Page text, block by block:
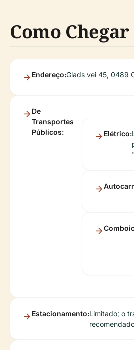
Como Chegar
Endereço:Glads vei 45, 0489
De
Transportes
Públicos:
Elétrico:
Estacionamento:Limitado; o